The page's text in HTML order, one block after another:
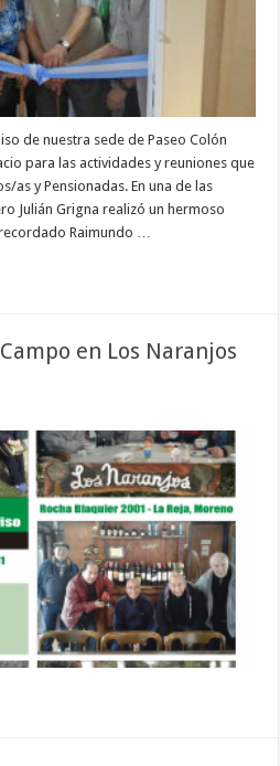
de nuestra sede de Paseo Colón
para las actividades y reuniones que
as y Pensionadas. En una de las
Julián Grigna realizó un hermoso
Raimundo …
en Los Naranjos
17